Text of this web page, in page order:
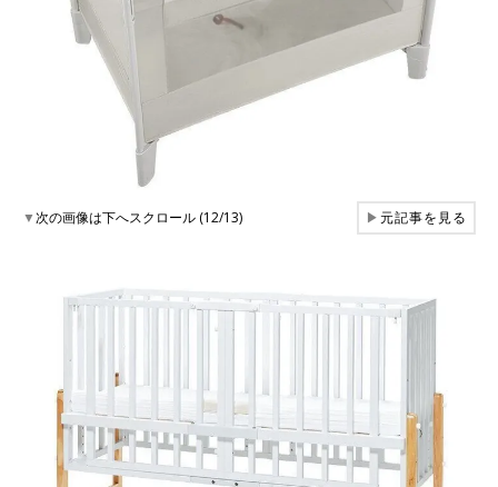
▼次の画像は下へスクロール (12/13) ▶元記事を見る